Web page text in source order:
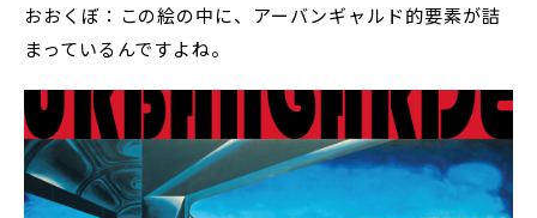
おおくぼ：この絵の中に、アーバンギャルド的要素が詰
まっているんですよね。